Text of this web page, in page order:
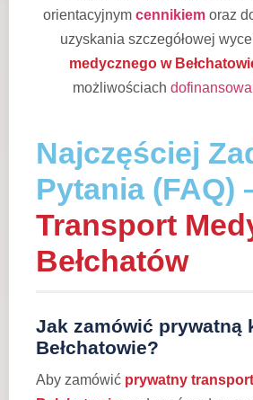
orientacyjnym cennikiem oraz
uzyskania szczegółowej
medycznego w
możliwościach
Najczęściej
Pytania (FAQ)
Transport
Bełchatów
Jak zamówić prywatną
Bełchatowie?
Aby zamówić prywatny